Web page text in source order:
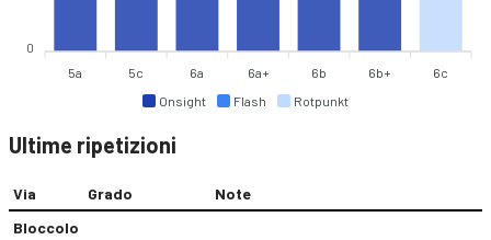
Onsight Flash Rotpunkt
0
5a 5c 6a 6a+ 6b 6b+ 6c
Ultime ripetizioni
Via Grado
Note
Bloccolo